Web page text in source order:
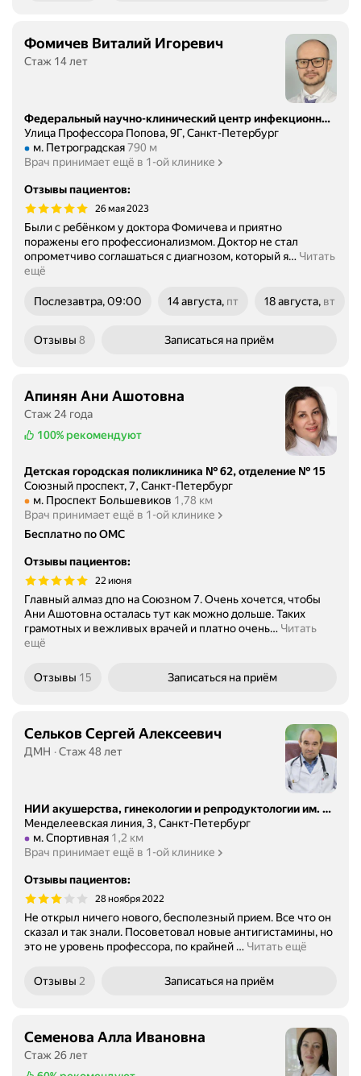
Фомичев Виталий Игоревич
Стаж 14 лет
Федеральный научно-клинический центр инфекционных болезней Федерального медико-биологического агентства России
Улица Профессора Попова, 9Г, Санкт-Петербург
Метро м. Петроградская Расстояние 790 м
м. Петроградская 790 м
Врач принимает ещё в 1-ой клинике
Отзывы пациентов:
26 мая 2023
Были с ребёнком у доктора Фомичева и приятно
поражены его профессионализмом. Доктор не стал
опрометчиво соглашаться с диагнозом, который я… Читать
ещё
Послезавтра, 09:00 14 августа, пт
18 августа, вт
Отзывы 8 Записаться на приём
Апинян Ани Ашотовна
Стаж 24 года
100% рекомендуют
Детская городская поликлиника № 62, отделение № 15
Союзный проспект, 7, Санкт-Петербург
Метро м. Проспект Большевиков Расстояние 1,78 км
м. Проспект Большевиков 1,78 км
Врач принимает ещё в 1-ой клинике
Бесплатно по ОМС
Отзывы пациентов:
22 июня
Главный алмаз дпо на Союзном 7. Очень хочется, чтобы
Ани Ашотовна осталась тут как можно дольше. Таких
грамотных и вежливых врачей и платно очень… Читать
ещё
Отзывы 15 Записаться на приём
Сельков Сергей Алексеевич
ДМН Стаж 48 лет
НИИ акушерства, гинекологии и репродуктологии им. Д. О. Отта, консультативно-диагностическое отделение
Менделеевская линия, 3, Санкт-Петербург
Метро м. Спортивная Расстояние 1,2 км
м. Спортивная 1,2 км
Врач принимает ещё в 1-ой клинике
Отзывы пациентов:
28 ноября 2022
Не открыл ничего нового, бесполезный прием. Все что он
сказал и так знали. Посоветовал новые антигистамины, но
это не уровень профессора, по крайней … Читать ещё
Отзывы 2 Записаться на приём
Семенова Алла Ивановна
Стаж 26 лет